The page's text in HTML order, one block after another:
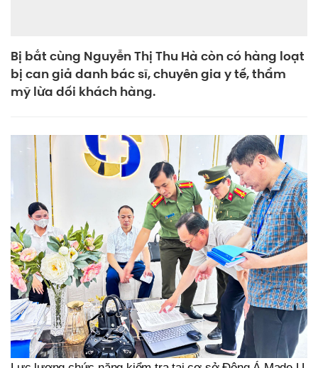
Bị bắt cùng Nguyễn Thị Thu Hà còn có hàng loạt
bị can giả danh bác sĩ, chuyên gia y tế, thẩm
mỹ lừa dối khách hàng.